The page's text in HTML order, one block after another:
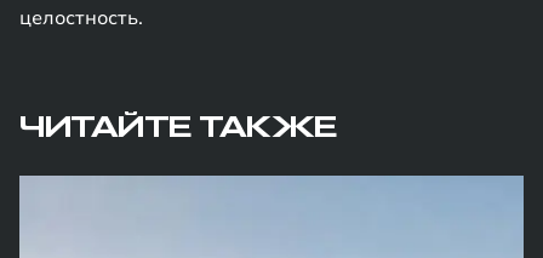
целостность.
ЧИТАЙТЕ ТАКЖЕ